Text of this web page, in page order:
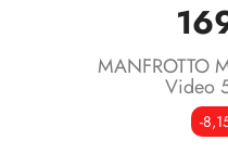
MANFROTTO
Video
-